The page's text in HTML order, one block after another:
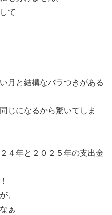
て
月と結構なバラつきがある
じになるから驚いてしま
４年と２０２５年の支出金
、
ぁ